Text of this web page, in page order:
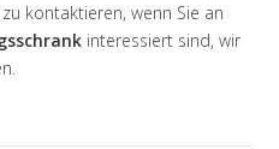
kontaktieren, wenn Sie an
interessiert sind, wir